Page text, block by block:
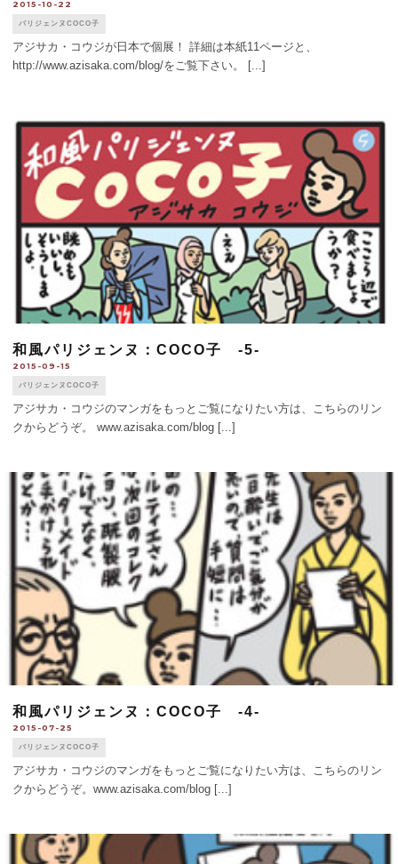
2015-10-22
パリジェンヌCOCO子
アジサカ・コウジが日本で個展！ 詳細は本紙11ページと、
http://www.azisaka.com/blog/をご覧下さい。 [...]
和風パリジェンヌ：COCO子 -5-
2015-09-15
パリジェンヌCOCO子
アジサカ・コウジのマンガをもっとご覧になりたい方は、こちらのリン
クからどうぞ。 www.azisaka.com/blog [...]
和風パリジェンヌ：COCO子 -4-
2015-07-25
パリジェンヌCOCO子
アジサカ・コウジのマンガをもっとご覧になりたい方は、こちらのリン
クからどうぞ。www.azisaka.com/blog [...]